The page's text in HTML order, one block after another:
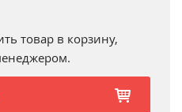
товар в корзину,
b